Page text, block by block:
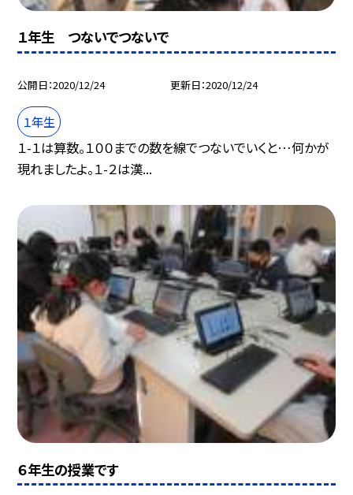
１年生 つないでつないで
公開日 2020/12/24 更新日 2020/12/24
１年生
１-１は算数。１００までの数を線でつないでいくと…何かが
現れましたよ。１-２は漢...
６年生の授業です